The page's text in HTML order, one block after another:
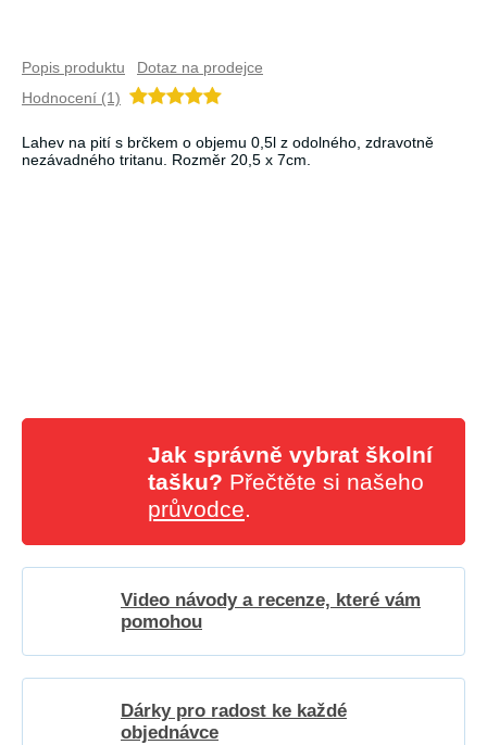
Popis produktu
Dotaz na prodejce
Hodnocení (1)
Lahev na pití s brčkem o objemu 0,5l z odolného, zdravotně
nezávadného tritanu. Rozměr 20,5 x 7cm.
Jak správně vybrat školní
tašku? Přečtěte si našeho
průvodce.
Video návody a recenze, které vám
pomohou
Dárky pro radost ke každé
objednávce